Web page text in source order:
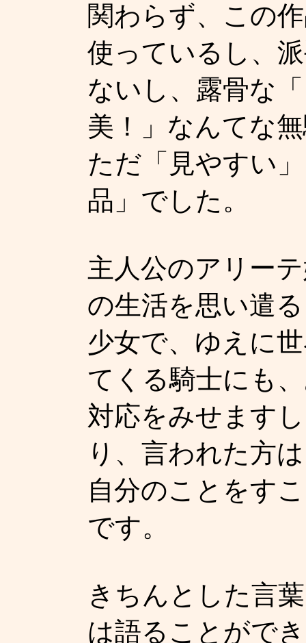
関わらず、この
使っているし、
ないし、露骨な
美！」なんてな
ただ「見やすい
品」でした。
主人公のアリー
の生活を思い遣
少女で、ゆえに
てくる騎士にも
対応をみせます
り、言われた方
自分のことをす
です。
きちんとした言
は語ることがで